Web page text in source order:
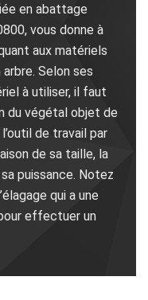
en abattage
vous donne à
aux matériels
Selon ses
à utiliser, il faut
du végétal objet de
de travail par
de sa taille, la
puissance. Notez
qui a une
effectuer un